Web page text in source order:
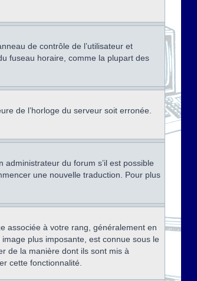
de contrôle de l’utilisateur et
fuseau horaire, comme la plupart des
de l’horloge du serveur soit erronée.
administrateur du forum s’il est possible
une nouvelle traduction. Pour plus
associée à votre rang, généralement en
plus imposante, est connue sous le
de la manière dont ils sont mis à
cette fonctionnalité.